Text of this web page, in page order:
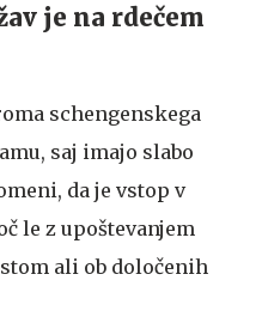
je na rdečem
schengenskega
saj imajo slabo
da je vstop v
le z upoštevanjem
ali ob določenih